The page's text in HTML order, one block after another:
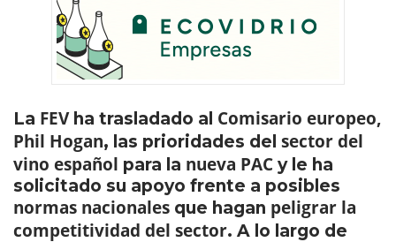
La FEVha trasladado al Comisario europeo,
Phil Hogan, las prioridades del sector del
vino español para la nueva PAC y le ha
solicitado su apoyo frente a posibles
normas nacionales que hagan peligrar la
competitividad del sector. A lo largo de